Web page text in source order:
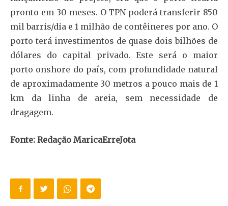
pronto em 30 meses. O TPN poderá transferir 850
mil barris/dia e 1 milhão de contêineres por ano. O
porto terá investimentos de quase dois bilhões de
dólares do capital privado. Este será o maior
porto onshore do país, com profundidade natural
de aproximadamente 30 metros a pouco mais de 1
km da linha de areia, sem necessidade de
dragagem.
Fonte: Redação MaricaErreJota